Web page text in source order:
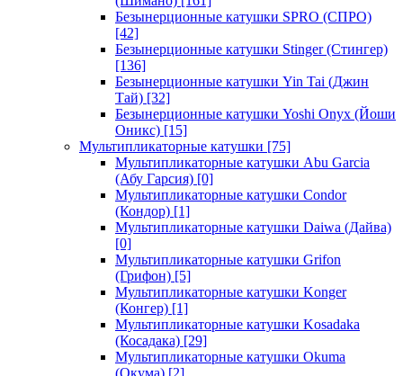
Безынерционные катушки SPRO (СПРО)
[42]
Безынерционные катушки Stinger (Стингер)
[136]
Безынерционные катушки Yin Tai (Джин
Тай) [32]
Безынерционные катушки Yoshi Onyx (Йоши
Оникс) [15]
Мультипликаторные катушки [75]
Мультипликаторные катушки Abu Garcia
(Абу Гарсия) [0]
Мультипликаторные катушки Condor
(Кондор) [1]
Мультипликаторные катушки Daiwa (Дайва)
[0]
Мультипликаторные катушки Grifon
(Грифон) [5]
Мультипликаторные катушки Konger
(Конгер) [1]
Мультипликаторные катушки Kosadaka
(Косадака) [29]
Мультипликаторные катушки Okuma